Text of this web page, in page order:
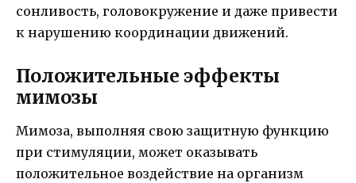
сонливость, головокружение и даже привести
к нарушению координации движений.
Положительные эффекты
мимозы
Мимоза, выполняя свою защитную функцию
при стимуляции, может оказывать
положительное воздействие на организм